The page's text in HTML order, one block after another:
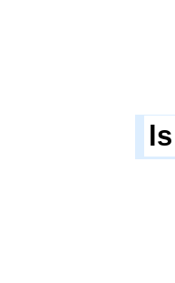
ls